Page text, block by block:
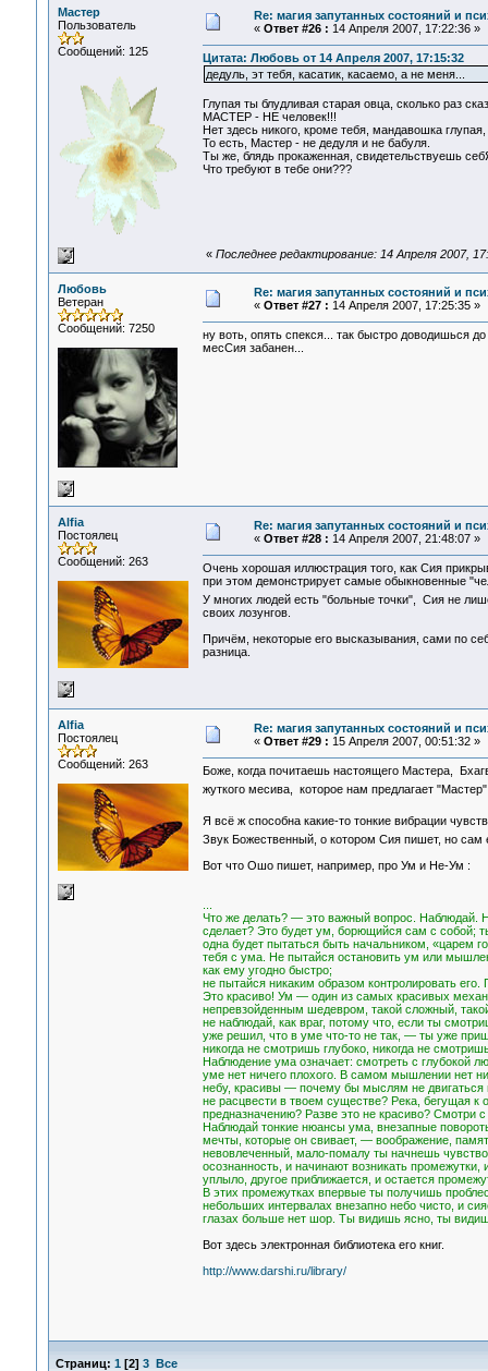
Мастер
Пользователь
Сообщений: 125
Re: магия запутанных состояний и
« Ответ #26 : 14 Апреля 2007, 17:22:36 »
Цитата: Любовь от 14 Апреля 2007, 17:15:32
дедуль, эт тебя, касатик, касаемо, а не меня...
Глупая ты блудливая старая овца, сколько раз
МАСТЕР - НЕ человек!!!
Нет здесь никого, кроме тебя, мандавошка
То есть, Мастер - не дедуля и не бабуля.
Ты же, блядь прокаженная, свидетельствуешь
Что требуют в тебе они???
« Последнее редактирование: 14 Апреля 2007,
Любовь
Ветеран
Сообщений: 7250
Re: магия запутанных состояний и
« Ответ #27 : 14 Апреля 2007, 17:25:35 »
ну воть, опять спекся... так быстро доводишься
месСия забанен...
Alfia
Постоялец
Сообщений: 263
Re: магия запутанных состояний и
« Ответ #28 : 14 Апреля 2007, 21:48:07 »
Очень хорошая иллюстрация того, как Сия
при этом демонстрирует самые обыкновенные
У многих людей есть "больные точки", Сия не
своих лозунгов.
Причём, некоторые его высказывания, сами по
разница.
Alfia
Постоялец
Сообщений: 263
Re: магия запутанных состояний и
« Ответ #29 : 15 Апреля 2007, 00:51:32 »
Боже, когда почитаешь настоящего Мастера,
жуткого месива, которое нам предлагает
Я всё ж способна какие-то тонкие вибрации
Звук Божественный, о котором Сия пишет, но сам
Вот что Ошо пишет, например, про Ум и Не-Ум :
Что же делать? — это важный вопрос. Наблюдай.
сделает? Это будет ум, борющийся сам с собой;
одна будет пытаться быть начальником, «царем
тебя с ума. Не пытайся остановить ум или
как ему угодно быстро;
не пытайся никаким образом контролировать его.
Это красиво! Ум — один из самых красивых
непревзойденным шедевром, такой сложный,
не наблюдай, как враг, потому что, если ты
уже решил, что в уме что-то не так, — ты уже
никогда не смотришь глубоко, никогда не
Наблюдение ума означает: смотреть с глубокой
уме нет ничего плохого. В самом мышлении нет
небу, красивы — почему бы мыслям не
не расцвести в твоем существе? Река, бегущая
предназначению? Разве это не красиво? Смотри
Наблюдай тонкие нюансы ума, внезапные
мечты, которые он свивает, — воображение,
невовлеченный, мало-помалу ты начнешь
осознанность, и начинают возникать
уплыло, другое приближается, и остается
В этих промежутках впервые ты получишь
небольших интервалах внезапно небо чисто, и
глазах больше нет шор. Ты видишь ясно, ты
Вот здесь электронная библиотека его книг.
http://www.darshi.ru/library/
Страниц: 1 [2] 3 Все